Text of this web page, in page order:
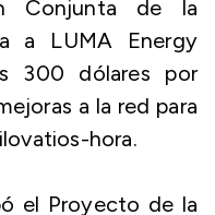
Conjunta de la
a LUMA Energy
300 dólares por
a la red para
hora.
el Proyecto de la